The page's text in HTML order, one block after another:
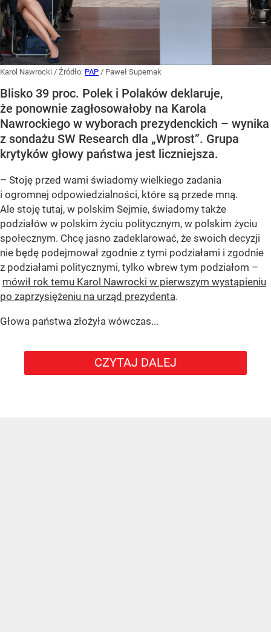
Karol Nawrocki / Źródło: PAP / Paweł Supernak
Blisko 39 proc. Polek i Polaków deklaruje,
że ponownie zagłosowałoby na Karola
Nawrockiego w wyborach prezydenckich – wynika
z sondażu SW Research dla „Wprost”. Grupa
krytyków głowy państwa jest liczniejsza.
– Stoję przed wami świadomy wielkiego zadania
i ogromnej odpowiedzialności, które są przede mną.
Ale stoję tutaj, w polskim Sejmie, świadomy także
podziałów w polskim życiu politycznym, w polskim życiu
społecznym. Chcę jasno zadeklarować, że swoich decyzji
nie będę podejmował zgodnie z tymi podziałami i zgodnie
z podziałami politycznymi, tylko wbrew tym podziałom –
mówił rok temu Karol Nawrocki w pierwszym wystąpieniu
po zaprzysiężeniu na urząd prezydenta.
Głowa państwa złożyła wówczas...
CZYTAJ DALEJ